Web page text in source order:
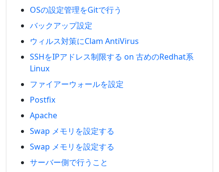
OSの設定管理をGitで行う
バックアップ設定
ウィルス対策にClam AntiVirus
SSHをIPアドレス制限する on 古めのRedhat系
Linux
ファイアーウォールを設定
Postfix
Apache
Swap メモリを設定する
Swap メモリを設定する
サーバー側で行うこと